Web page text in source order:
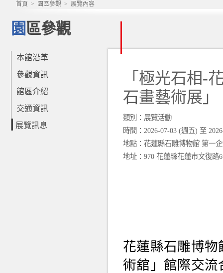
首頁 > 園區參觀 > 展覽內容
園區參觀
本館沿革
參觀資訊
館區介紹
交通資訊
展覽訊息
「極光石相-
石畫藝術展」
類別：展覽活動
時間： 2026-07-03 (週五) 至
地點：花蓮縣石雕博物館 第一
地址：970 花蓮縣花蓮市文復路
花蓮縣石雕博
術舘」館際交流